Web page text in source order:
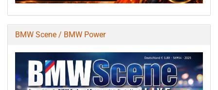
BMW Scene / BMW Power